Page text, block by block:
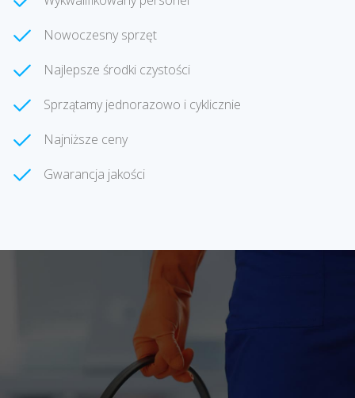
Nowoczesny sprzęt
Najlepsze środki czystości
Sprzątamy jednorazowo i cyklicznie
Najniższe ceny
Gwarancja jakości